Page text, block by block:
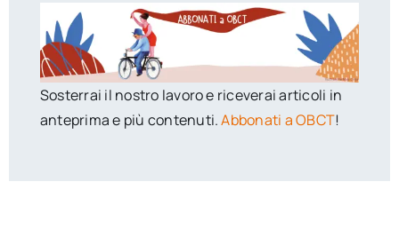
Sosterrai il nostro lavoro e riceverai articoli in
anteprima e più contenuti.Abbonati a OBCT!